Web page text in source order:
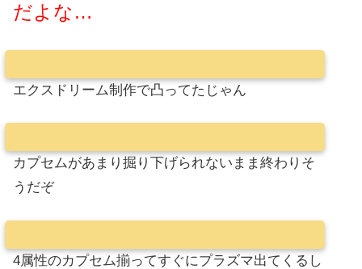
だよな…
エクスドリーム制作で凸ってたじゃん
カプセムがあまり掘り下げられないまま終わりそ
うだぞ
4属性のカプセム揃ってすぐにプラズマ出てくるし